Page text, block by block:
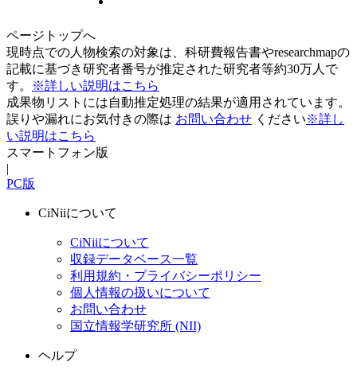
ページトップへ
現時点での人物検索の対象は、科研費報告書やresearchmapの
記載に基づき研究者番号が推定された研究者等約30万人で
す。
※詳しい説明はこちら
成果物リストには自動推定処理の結果が適用されています。
誤りや漏れにお気付きの際は お問い合わせ ください※詳し
い説明はこちら
スマートフォン版
|
PC版
CiNiiについて
CiNiiについて
収録データベース一覧
利用規約・プライバシーポリシー
個人情報の扱いについて
お問い合わせ
国立情報学研究所 (NII)
ヘルプ